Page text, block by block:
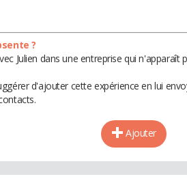
?
Julien dans une entreprise qui n'apparaît
d'ajouter cette expérience en lui
Ajouter